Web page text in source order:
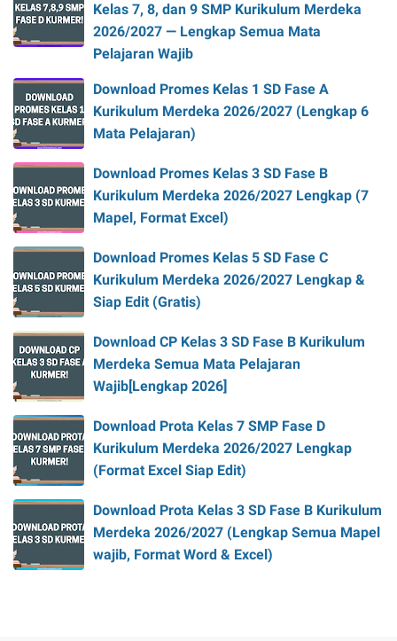
Kelas 7, 8, dan 9 SMP Kurikulum Merdeka
2026/2027 — Lengkap Semua Mata
Pelajaran Wajib
Download Promes Kelas 1 SD Fase A
Kurikulum Merdeka 2026/2027 (Lengkap 6
Mata Pelajaran)
Download Promes Kelas 3 SD Fase B
Kurikulum Merdeka 2026/2027 Lengkap (7
Mapel, Format Excel)
Download Promes Kelas 5 SD Fase C
Kurikulum Merdeka 2026/2027 Lengkap &
Siap Edit (Gratis)
Download CP Kelas 3 SD Fase B Kurikulum
Merdeka Semua Mata Pelajaran
Wajib[Lengkap 2026]
Download Prota Kelas 7 SMP Fase D
Kurikulum Merdeka 2026/2027 Lengkap
(Format Excel Siap Edit)
Download Prota Kelas 3 SD Fase B Kurikulum
Merdeka 2026/2027 (Lengkap Semua Mapel
wajib, Format Word & Excel)